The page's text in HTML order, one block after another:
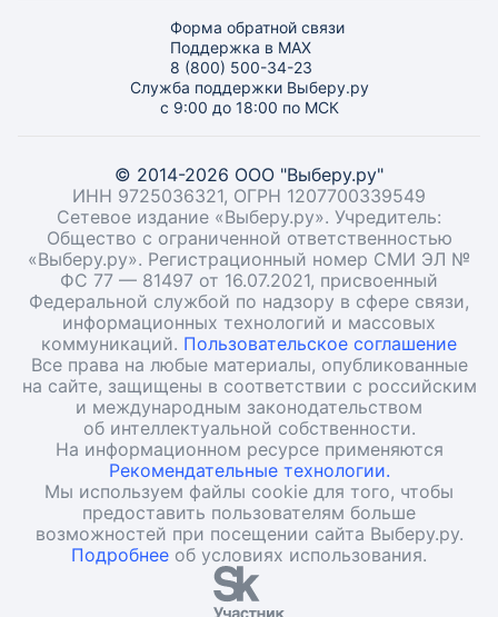
Форма обратной связи
Поддержка в MAX
8 (800) 500-34-23
Служба поддержки Выберу.ру
с 9:00 до 18:00 по МСК
© 2014-2026 ООО "Выберу.ру"
ИНН 9725036321, ОГРН 1207700339549
Сетевое издание «Выберу.ру». Учредитель:
Общество с ограниченной ответственностью
«Выберу.ру». Регистрационный номер СМИ ЭЛ №
ФС 77 — 81497 от 16.07.2021, присвоенный
Федеральной службой по надзору в сфере связи,
информационных технологий и массовых
коммуникаций. Пользовательское соглашение
Все права на любые материалы, опубликованные
на сайте, защищены в соответствии с российским
и международным законодательством
об интеллектуальной собственности.
На информационном ресурсе применяются
Рекомендательные технологии.
Мы используем файлы cookie для того, чтобы
предоставить пользователям больше
возможностей при посещении сайта Выберу.ру.
Подробнее об условиях использования.